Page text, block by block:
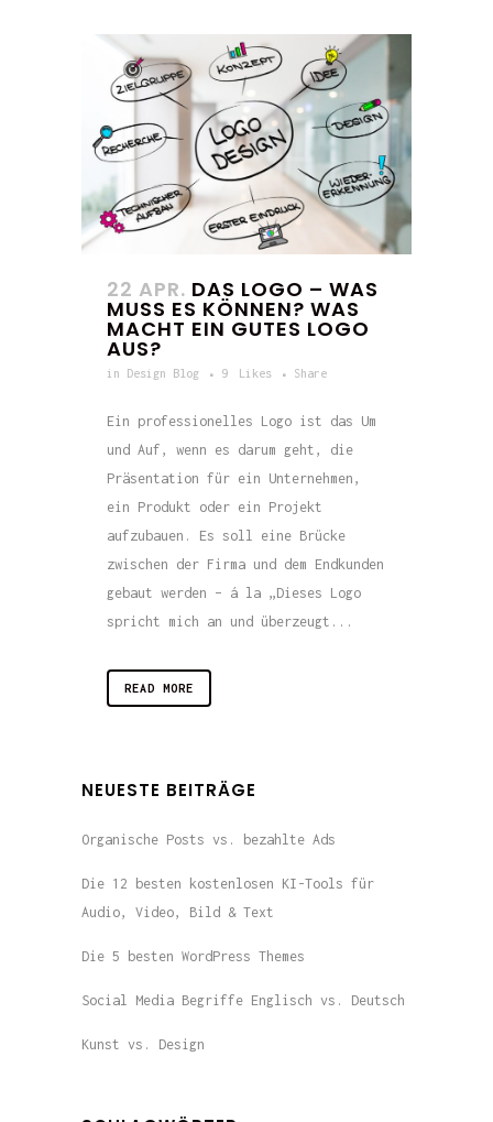
22 APR. DAS LOGO – WAS
MUSS ES KÖNNEN? WAS
MACHT EIN GUTES LOGO
AUS?
in Design Blog 9 Likes Share
Ein professionelles Logo ist das Um
und Auf, wenn es darum geht, die
Präsentation für ein Unternehmen,
ein Produkt oder ein Projekt
aufzubauen. Es soll eine Brücke
zwischen der Firma und dem Endkunden
gebaut werden – á la „Dieses Logo
spricht mich an und überzeugt...
READ MORE
NEUESTE BEITRÄGE
Organische Posts vs. bezahlte Ads
Die 12 besten kostenlosen KI-Tools für
Audio, Video, Bild & Text
Die 5 besten WordPress Themes
Social Media Begriffe Englisch vs. Deutsch
Kunst vs. Design